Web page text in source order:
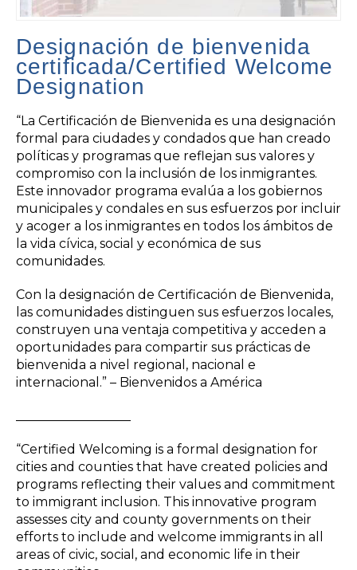
Designación de bienvenida
certificada/Certified Welcome
Designation
“La Certificación de Bienvenida es una designación
formal para ciudades y condados que han creado
políticas y programas que reflejan sus valores y
compromiso con la inclusión de los inmigrantes.
Este innovador programa evalúa a los gobiernos
municipales y condales en sus esfuerzos por incluir
y acoger a los inmigrantes en todos los ámbitos de
la vida cívica, social y económica de sus
comunidades.
Con la designación de Certificación de Bienvenida,
las comunidades distinguen sus esfuerzos locales,
construyen una ventaja competitiva y acceden a
oportunidades para compartir sus prácticas de
bienvenida a nivel regional, nacional e
internacional.” – Bienvenidos a América
“Certified Welcoming is a formal designation for
cities and counties that have created policies and
programs reflecting their values and commitment
to immigrant inclusion. This innovative program
assesses city and county governments on their
efforts to include and welcome immigrants in all
areas of civic, social, and economic life in their